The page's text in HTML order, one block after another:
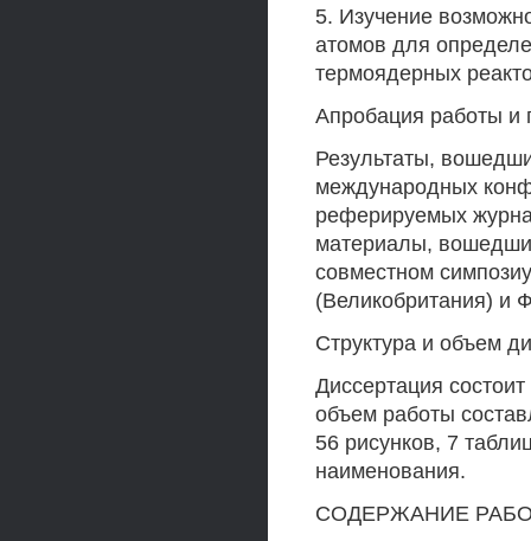
5. Изучение
атомов для
термоядерных
Апробация работы и
Результаты,
международных
реферируемых
материалы,
совместном
(Великобритания)
Структура и объем
Диссертация
объем работы
56 рисунков, 7
наименования.
СОДЕРЖАНИЕ